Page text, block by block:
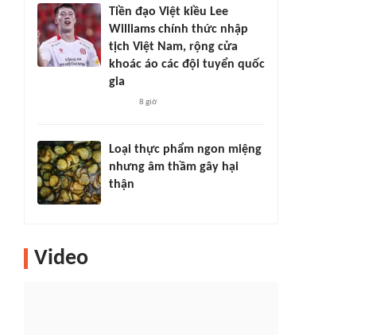
Tiền đạo Việt kiều Lee
Williams chính thức nhập
tịch Việt Nam, rộng cửa
khoác áo các đội tuyển quốc
gia
8 giờ
Loại thực phẩm ngon miệng
nhưng âm thầm gây hại
thận
Video